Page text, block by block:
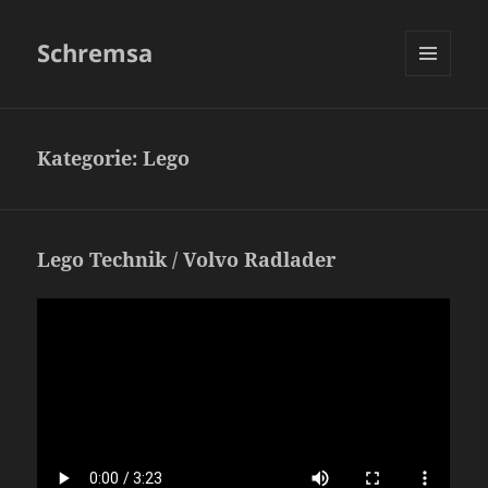
Schremsa
Kategorie:Lego
Lego Technik / Volvo Radlader